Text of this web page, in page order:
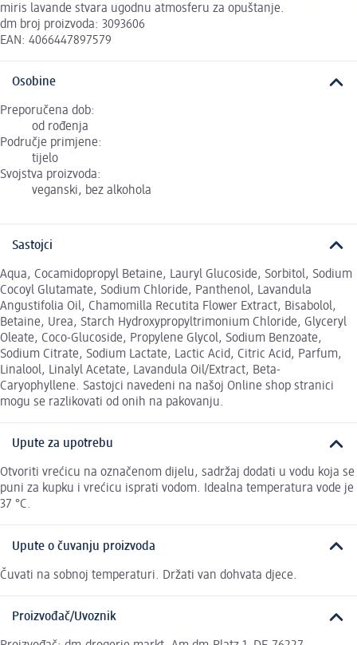
miris lavande stvara ugodnu atmosferu za opuštanje.
dm broj proizvoda: 3093606
EAN: 4066447897579
Osobine
Preporučena dob:
od rođenja
Područje primjene:
tijelo
Svojstva proizvoda:
veganski, bez alkohola
Sastojci
Aqua, Cocamidopropyl Betaine, Lauryl Glucoside, Sorbitol, Sodium
Cocoyl Glutamate, Sodium Chloride, Panthenol, Lavandula
Angustifolia Oil, Chamomilla Recutita Flower Extract, Bisabolol,
Betaine, Urea, Starch Hydroxypropyltrimonium Chloride, Glyceryl
Oleate, Coco-Glucoside, Propylene Glycol, Sodium Benzoate,
Sodium Citrate, Sodium Lactate, Lactic Acid, Citric Acid, Parfum,
Linalool, Linalyl Acetate, Lavandula Oil/Extract, Beta-
Caryophyllene. Sastojci navedeni na našoj Online shop stranici
mogu se razlikovati od onih na pakovanju.
Upute za upotrebu
Otvoriti vrećicu na označenom dijelu, sadržaj dodati u vodu koja se
puni za kupku i vrećicu isprati vodom. Idealna temperatura vode je
37 °C.
Upute o čuvanju proizvoda
Čuvati na sobnoj temperaturi. Držati van dohvata djece.
Proizvođač/Uvoznik